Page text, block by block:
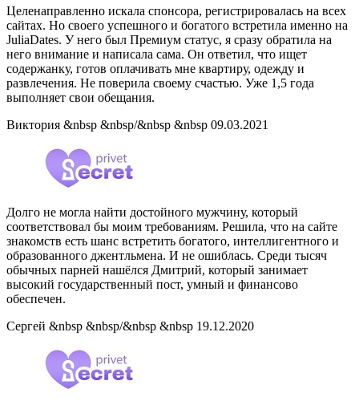
Целенаправленно искала спонсора, регистрировалась на всех
сайтах. Но своего успешного и богатого встретила именно на
JuliaDates. У него был Премиум статус, я сразу обратила на
него внимание и написала сама. Он ответил, что ищет
содержанку, готов оплачивать мне квартиру, одежду и
развлечения. Не поверила своему счастью. Уже 1,5 года
выполняет свои обещания.
Виктория &nbsp &nbsp/&nbsp &nbsp 09.03.2021
Долго не могла найти достойного мужчину, который
соответствовал бы моим требованиям. Решила, что на сайте
знакомств есть шанс встретить богатого, интеллигентного и
образованного джентльмена. И не ошиблась. Среди тысяч
обычных парней нашёлся Дмитрий, который занимает
высокий государственный пост, умный и финансово
обеспечен.
Сергей &nbsp &nbsp/&nbsp &nbsp 19.12.2020